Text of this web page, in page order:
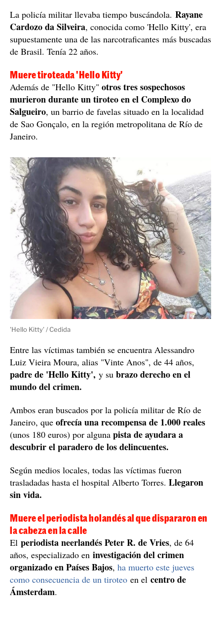
La policía militar llevaba tiempo buscándola. Rayane
Cardozo da Silveira, conocida como 'Hello Kitty', era
supuestamente una de las narcotraficantes más buscadas
de Brasil. Tenía 22 años.
Muere tiroteada 'Hello Kitty'
Además de "Hello Kitty" otros tres sospechosos
murieron durante un tiroteo en el Complexo do
Salgueiro, un barrio de favelas situado en la localidad
de Sao Gonçalo, en la región metropolitana de Río de
Janeiro.
'Hello Kitty' / Cedida
Entre las víctimas también se encuentra Alessandro
Luiz Vieira Moura, alias "Vinte Anos", de 44 años,
padre de 'Hello Kitty', y su brazo derecho en el
mundo del crimen.
Ambos eran buscados por la policía militar de Río de
Janeiro, que ofrecía una recompensa de 1.000 reales
(unos 180 euros) por alguna pista de ayudara a
descubrir el paradero de los delincuentes.
Según medios locales, todas las víctimas fueron
trasladadas hasta el hospital Alberto Torres. Llegaron
sin vida.
Muere el periodista holandés al que dispararon en
la cabeza en la calle
El periodista neerlandés Peter R. de Vries, de 64
años, especializado en investigación del crimen
organizado en Países Bajos, ha muerto este jueves
como consecuencia de un tiroteo en el centro de
Ámsterdam.